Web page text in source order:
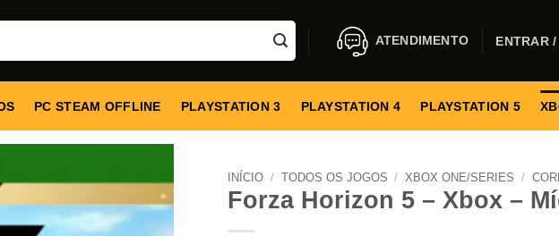
ATENDIMENTO ENTRAR
PC STEAM OFFLINE PLAYSTATION 3 PLAYSTATION 4 PLAYSTATION 5
INÍCIO / TODOS OS JOGOS / XBOX ONE/SERIES /
Forza Horizon 5 – Xbox –